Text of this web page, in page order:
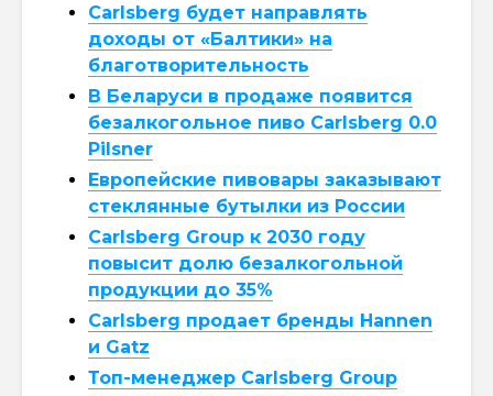
Carlsberg будет направлять
доходы от «Балтики» на
благотворительность
В Беларуси в продаже появится
безалкогольное пиво Carlsberg 0.0
Pilsner
Европейские пивовары заказывают
стеклянные бутылки из России
Carlsberg Group к 2030 году
повысит долю безалкогольной
продукции до 35%
Carlsberg продает бренды Hannen
и Gatz
Топ-менеджер Carlsberg Group